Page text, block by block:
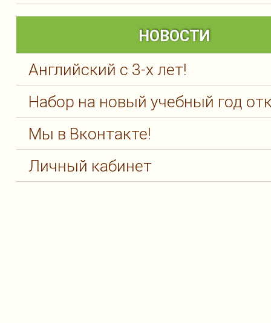
НОВОСТИ
Английский с 3-х лет!
Набор на новый учебный год
Мы в Вконтакте!
Личный кабинет